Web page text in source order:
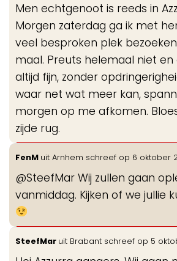
Men echtgenoot is reeds in
Morgen zaterdag ga ik met
veel besproken plek
maal. Preuts helemaal niet en
altijd fijn, zonder
waar net wat meer kan,
morgen op me afkomen.
zijde rug.
FenM uit Arnhem schreef op 6 oktober
@SteefMar Wij zullen gaan
vanmiddag. Kijken of we jullie
SteefMar uit Brabant schreef op 5